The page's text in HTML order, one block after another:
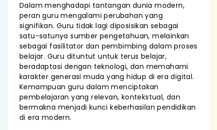
Dalam menghadapi tantangan dunia modern,
peran guru mengalami perubahan yang
signifikan. Guru tidak lagi diposisikan sebagai
satu-satunya sumber pengetahuan, melainkan
sebagai fasilitator dan pembimbing dalam proses
belajar. Guru dituntut untuk terus belajar,
beradaptasi dengan teknologi, dan memahami
karakter generasi muda yang hidup di era digital.
Kemampuan guru dalam menciptakan
pembelajaran yang relevan, kontekstual, dan
bermakna menjadi kunci keberhasilan pendidikan
di era modern.